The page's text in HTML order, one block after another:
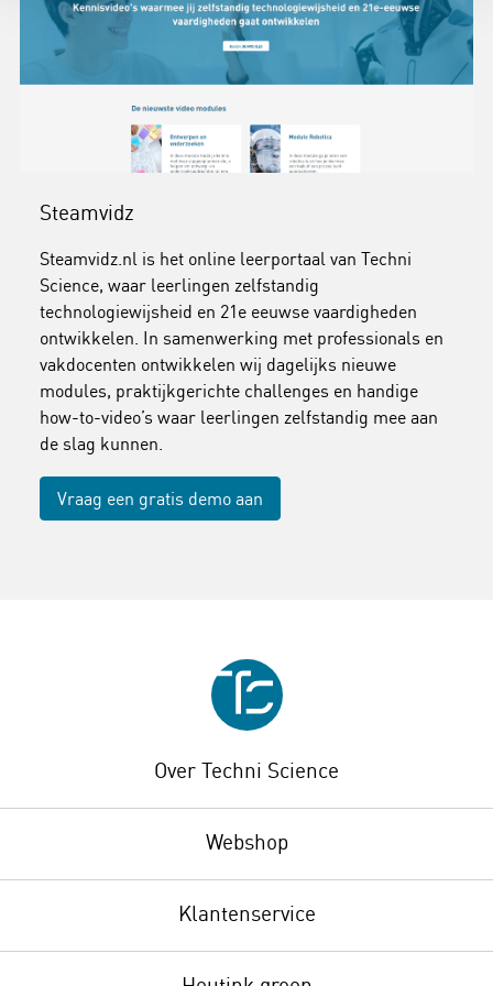
Steamvidz
Steamvidz.nl is het online leerportaal van Techni
Science, waar leerlingen zelfstandig
technologiewijsheid en 21e eeuwse vaardigheden
ontwikkelen. In samenwerking met professionals en
vakdocenten ontwikkelen wij dagelijks nieuwe
modules, praktijkgerichte challenges en handige
how-to-video’s waar leerlingen zelfstandig mee aan
de slag kunnen.
Vraag een gratis demo aan
Over Techni Science
Webshop
Klantenservice